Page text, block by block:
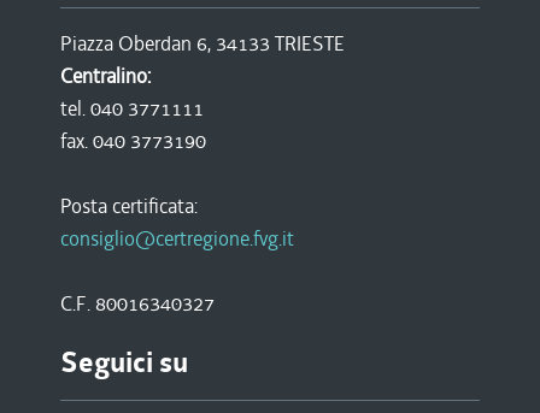
Piazza Oberdan 6, 34133 TRIESTE
Centralino:
tel. 040 3771111
fax. 040 3773190
Posta certificata:
consiglio@certregione.fvg.it
C.F. 80016340327
Seguici su